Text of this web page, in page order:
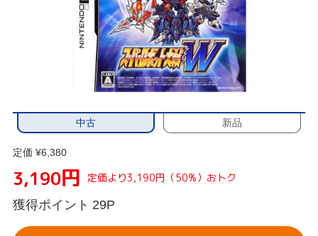
中古 新品
定価 ¥6,380
3,190円 定価より3,190円（50%）おトク
獲得ポイント 29P